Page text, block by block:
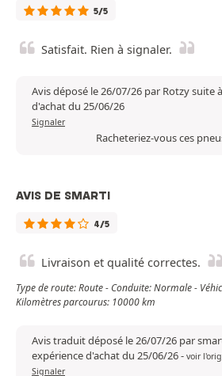
5/5
Satisfait. Rien à signaler.
Avis déposé le 26/07/26 par Rotzy suite
d'achat du 25/06/26
Signaler
Racheteriez-vous ces
AVIS DE SMARTI
4/5
Livraison et qualité correctes.
Type de route: Route - Conduite: Normale -
Kilomètres parcourus: 10000 km
Avis traduit déposé le 26/07/26 par
expérience d'achat du 25/06/26- voir
Signaler